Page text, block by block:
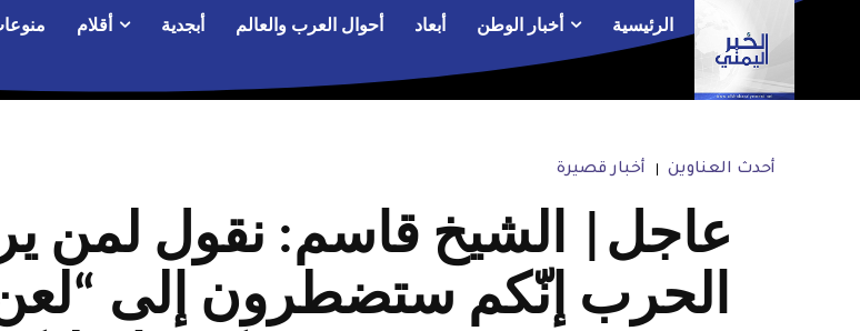
الرئيسية أخبار الوطن أبعاد أحوال العرب والعالم أبجدية أقلام
أحدث العناوين أخبار قصيرة
عاجل| الشيخ قاسم: نقول لمن
الحرب إنّكم ستضطرون إلى “لعن”